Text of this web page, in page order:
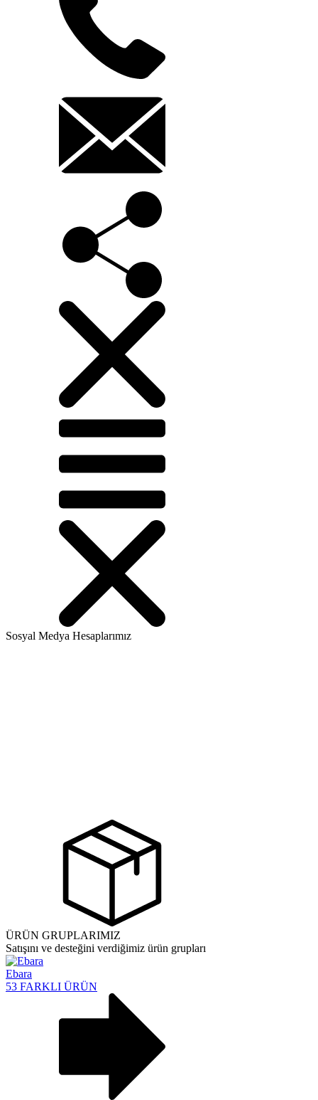
Sosyal Medya Hesaplarımız
ÜRÜN GRUPLARIMIZ
Satışını ve desteğini verdiğimiz ürün grupları
Ebara
53 FARKLI ÜRÜN